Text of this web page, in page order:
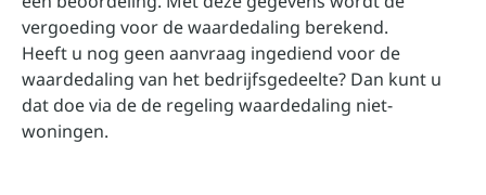
vergoeding voor de waardedaling berekend.
Heeft u nog geen aanvraag ingediend voor de
waardedaling van het bedrijfsgedeelte? Dan kunt u
dat doe via de de regeling waardedaling niet-
woningen.